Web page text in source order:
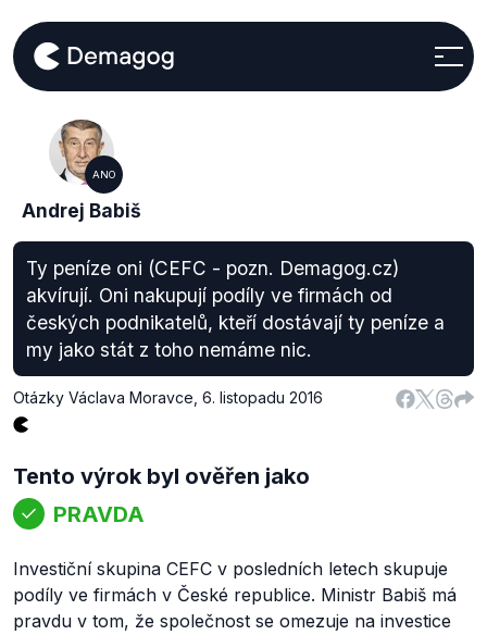
ANO
Andrej Babiš
Ty peníze oni (CEFC - pozn. Demagog.cz)
akvírují. Oni nakupují podíly ve firmách od
českých podnikatelů, kteří dostávají ty peníze a
my jako stát z toho nemáme nic.
Otázky Václava Moravce 6. listopadu 2016
Tento výrok byl ověřen jako
PRAVDA
Investiční skupina CEFC v posledních letech skupuje
podíly ve firmách v České republice. Ministr Babiš má
pravdu v tom, že společnost se omezuje na investice